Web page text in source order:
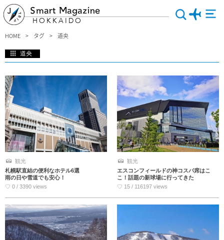
Smart Magazine
HOKKAIDO
HOME タグ 道央
道央
は真っ白な雪景色…季節によって様々な楽しみ方がある道央エリア！定番観光スポ
ットや旬のグルメ、話題のお店、アクティビティなど魅力がいっぱいの道央を、旅
行に役立つ情報満載でお届けします。
観光
札幌駅直結の便利なホテル6選
雨の日や雪道でも安心！
♡ 0 / 3390 views
観光
エスコンフィールドの神コスパ席はこ
こ！話題の新球場に行ってきた
♡ 15 / 116197 views